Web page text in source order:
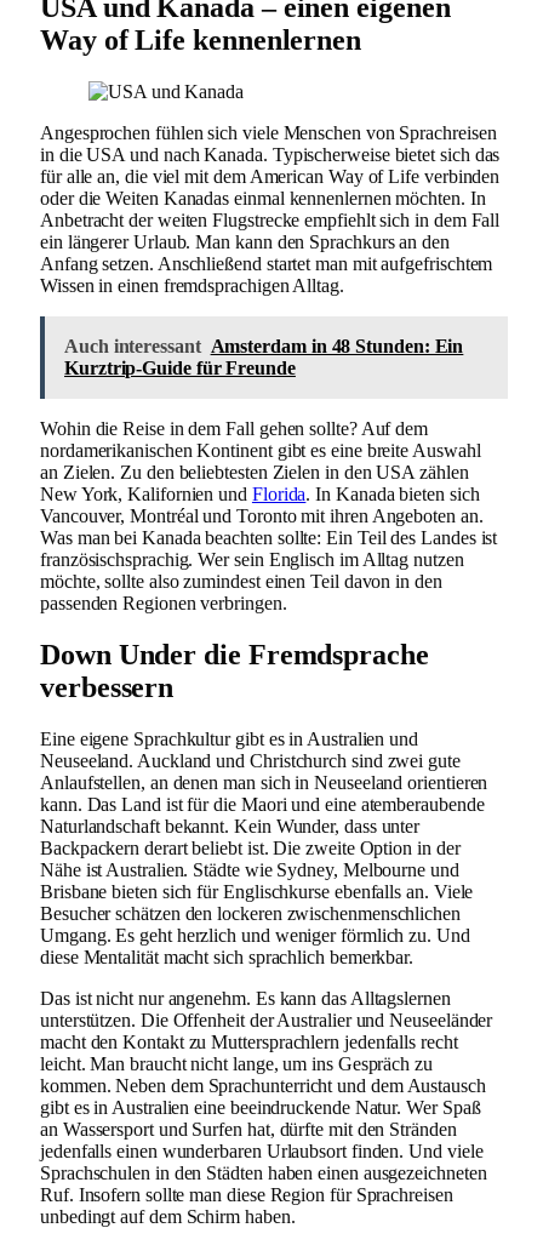
USA und Kanada – einen eigenen
Way of Life kennenlernen
Angesprochen fühlen sich viele Menschen von Sprachreisen
in die USA und nach Kanada. Typischerweise bietet sich das
für alle an, die viel mit dem American Way of Life verbinden
oder die Weiten Kanadas einmal kennenlernen möchten. In
Anbetracht der weiten Flugstrecke empfiehlt sich in dem Fall
ein längerer Urlaub. Man kann den Sprachkurs an den
Anfang setzen. Anschließend startet man mit aufgefrischtem
Wissen in einen fremdsprachigen Alltag.
Auch interessant Amsterdam in 48 Stunden: Ein
Kurztrip-Guide für Freunde
Wohin die Reise in dem Fall gehen sollte? Auf dem
nordamerikanischen Kontinent gibt es eine breite Auswahl
an Zielen. Zu den beliebtesten Zielen in den USA zählen
New York, Kalifornien und Florida. In Kanada bieten sich
Vancouver, Montréal und Toronto mit ihren Angeboten an.
Was man bei Kanada beachten sollte: Ein Teil des Landes ist
französischsprachig. Wer sein Englisch im Alltag nutzen
möchte, sollte also zumindest einen Teil davon in den
passenden Regionen verbringen.
Down Under die Fremdsprache
verbessern
Eine eigene Sprachkultur gibt es in Australien und
Neuseeland. Auckland und Christchurch sind zwei gute
Anlaufstellen, an denen man sich in Neuseeland orientieren
kann. Das Land ist für die Maori und eine atemberaubende
Naturlandschaft bekannt. Kein Wunder, dass unter
Backpackern derart beliebt ist. Die zweite Option in der
Nähe ist Australien. Städte wie Sydney, Melbourne und
Brisbane bieten sich für Englischkurse ebenfalls an. Viele
Besucher schätzen den lockeren zwischenmenschlichen
Umgang. Es geht herzlich und weniger förmlich zu. Und
diese Mentalität macht sich sprachlich bemerkbar.
Das ist nicht nur angenehm. Es kann das Alltagslernen
unterstützen. Die Offenheit der Australier und Neuseeländer
macht den Kontakt zu Muttersprachlern jedenfalls recht
leicht. Man braucht nicht lange, um ins Gespräch zu
kommen. Neben dem Sprachunterricht und dem Austausch
gibt es in Australien eine beeindruckende Natur. Wer Spaß
an Wassersport und Surfen hat, dürfte mit den Stränden
jedenfalls einen wunderbaren Urlaubsort finden. Und viele
Sprachschulen in den Städten haben einen ausgezeichneten
Ruf. Insofern sollte man diese Region für Sprachreisen
unbedingt auf dem Schirm haben.